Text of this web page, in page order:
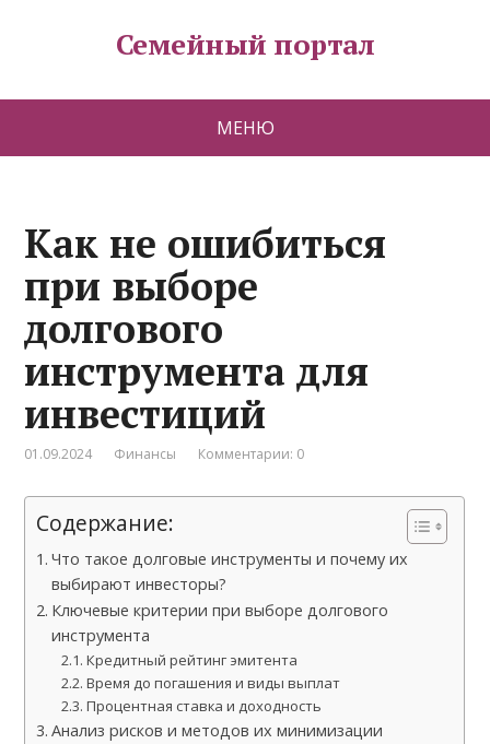
Семейный портал
МЕНЮ
Как не ошибиться
при выборе
долгового
инструмента для
инвестиций
01.09.2024 Финансы Комментарии: 0
Содержание:
Что такое долговые инструменты и почему их
выбирают инвесторы?
Ключевые критерии при выборе долгового
инструмента
Кредитный рейтинг эмитента
Время до погашения и виды выплат
Процентная ставка и доходность
Анализ рисков и методов их минимизации